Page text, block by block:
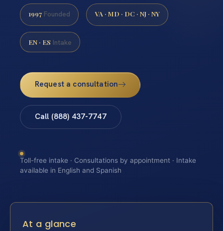
1997 Founded VA · MD · DC · NJ · NY
EN · ES Intake
Request a consultation
Call (888) 437-7747
Toll-free intake · Consultations by appointment · Intake
available in English and Spanish
At a glance